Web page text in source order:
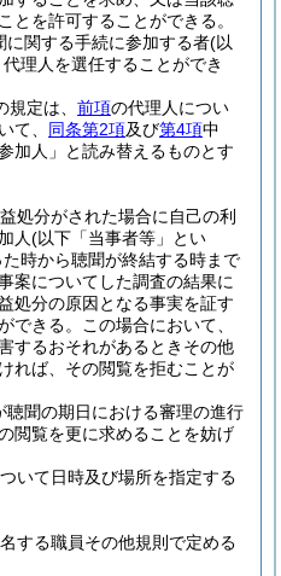
とを許可することができる。
に関する手続に参加する者(以
代理人を選任することができ
規定は、 前項の代理人につい
て、 同条第2項及び第4項中
加人」と読み替えるものとす
処分がされた場合に自己の利
人(以下「当事者等」とい
時から聴聞が終結する時まで
案についてした調査の結果に
処分の原因となる事実を証す
できる。
この場合において、
するおそれがあるときその他
れば、その閲覧を拒むことが
聴聞の期日における審理の進行
閲覧を更に求めることを妨げ
いて日時及び場所を指定する
する職員その他規則で定める